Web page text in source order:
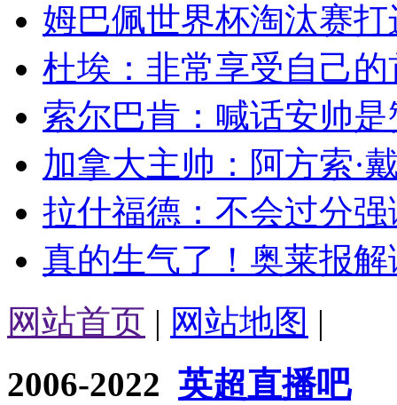
姆巴佩世界杯淘汰赛
杜埃：非常享受自己
索尔巴肯：喊话安帅
加拿大主帅：阿方索·
拉什福德：不会过分
真的生气了！奥莱报
网站首页 | 网站地图 |
2006-2022 英超直播吧